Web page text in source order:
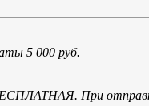
5 000 руб.
При